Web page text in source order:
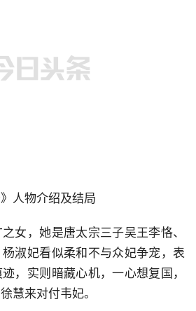
人物介绍及结局
女，她是唐太宗三子吴王李恪、
淑妃看似柔和不与众妃争宠，表
，实则暗藏心机，一心想复国，
慧来对付韦妃。